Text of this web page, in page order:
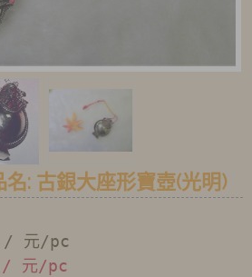
名: 古銀大座形寶壺(光明)
/ 元/pc
/ 元/pc